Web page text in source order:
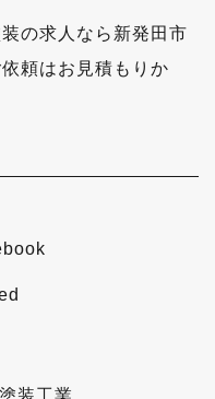
の求人なら新発田市
頼はお見積もりか
装工業